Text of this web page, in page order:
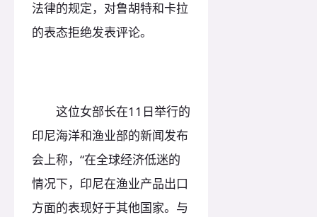
法律的规定，对鲁胡特和卡拉
的表态拒绝发表评论。
这位女部长在11日举行的
印尼海洋和渔业部的新闻发布
会上称，“在全球经济低迷的
情况下，印尼在渔业产品出口
方面的表现好于其他国家。与